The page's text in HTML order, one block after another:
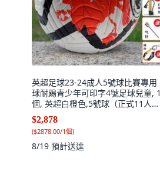
英超足球23-24成人5號球比賽專用
球耐踢青少年可印字4號足球兒童, 1
個, 英超白橙色,5號球（正式11人制
用）
$2,878
($2878.00/1個)
8/19 預計送達